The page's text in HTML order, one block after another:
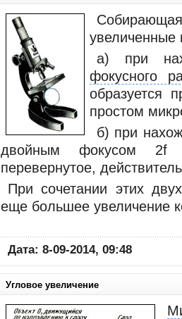
увеличенные
а) при
фокусного
образуется
простом
б) при
двойным фокусом 2f
перевернутое,
При сочетании этих
еще большее увеличение
Дата: 8-09-2014, 09:48
Угловое увеличение